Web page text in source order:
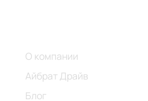
О компании
Айбрат Драйв
Блог